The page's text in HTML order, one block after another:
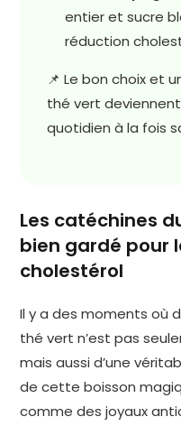
entier et sucre
réduction
📌 Le bon choix et
thé vert
quotidien à la fois
Les catéchines
bien gardé pour
cholestérol
Il y a des moments où
thé vert n’est pas
mais aussi d’une
de cette boisson
comme des joyaux